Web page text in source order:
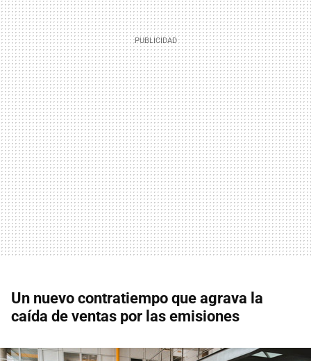
Un nuevo contratiempo que agrava la
caída de ventas por las emisiones